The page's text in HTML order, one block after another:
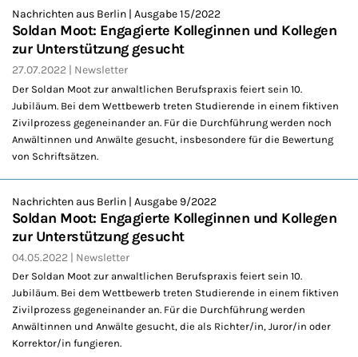
Nachrichten aus Berlin | Ausgabe 15/2022
Soldan Moot: Engagierte Kolleginnen und Kollegen
zur Unterstützung gesucht
27.07.2022 Newsletter
Der Soldan Moot zur anwaltlichen Berufspraxis feiert sein 10.
Jubiläum. Bei dem Wettbewerb treten Studierende in einem fiktiven
Zivilprozess gegeneinander an. Für die Durchführung werden noch
Anwältinnen und Anwälte gesucht, insbesondere für die Bewertung
von Schriftsätzen.
Nachrichten aus Berlin | Ausgabe 9/2022
Soldan Moot: Engagierte Kolleginnen und Kollegen
zur Unterstützung gesucht
04.05.2022 Newsletter
Der Soldan Moot zur anwaltlichen Berufspraxis feiert sein 10.
Jubiläum. Bei dem Wettbewerb treten Studierende in einem fiktiven
Zivilprozess gegeneinander an. Für die Durchführung werden
Anwältinnen und Anwälte gesucht, die als Richter/in, Juror/in oder
Korrektor/in fungieren.